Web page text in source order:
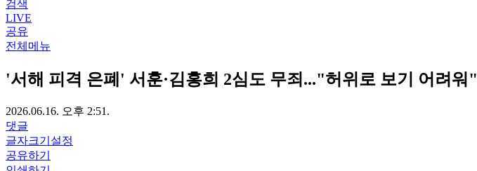
검색
LIVE
공유
전체메뉴
'서해 피격 은폐' 서훈·김홍희 2심도 무죄..."허위로 보기 어려워"
2026.06.16. 오후 2:51.
댓글
글자크기설정
공유하기